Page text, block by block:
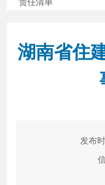
新闻中心
高效办成一件
湖南省住
发布